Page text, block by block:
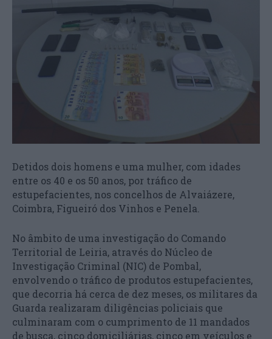
Detidos dois homens e uma mulher, com idades
entre os 40 e os 50 anos, por tráfico de
estupefacientes, nos concelhos de Alvaiázere,
Coimbra, Figueiró dos Vinhos e Penela.
No âmbito de uma investigação do Comando
Territorial de Leiria, através do Núcleo de
Investigação Criminal (NIC) de Pombal,
envolvendo o tráfico de produtos estupefacientes,
que decorria há cerca de dez meses, os militares da
Guarda realizaram diligências policiais que
culminaram com o cumprimento de 11 mandados
de busca, cinco domiciliárias, cinco em veículos e